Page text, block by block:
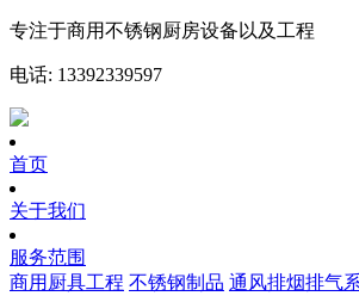
专注于商用不锈钢厨房设备以及工程
电话: 13392339597
首页
关于我们
服务范围
商用厨具工程 不锈钢制品 通风排烟排气